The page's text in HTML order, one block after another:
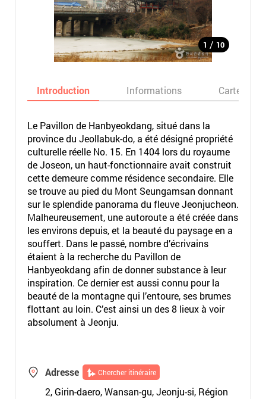
1 / 10
Introduction Informations Carte
Le Pavillon de Hanbyeokdang, situé dans la
province du Jeollabuk-do, a été désigné propriété
culturelle réelle No. 15. En 1404 lors du royaume
de Joseon, un haut-fonctionnaire avait construit
cette demeure comme résidence secondaire. Elle
se trouve au pied du Mont Seungamsan donnant
sur le splendide panorama du fleuve Jeonjucheon.
Malheureusement, une autoroute a été créée dans
les environs depuis, et la beauté du paysage en a
souffert. Dans le passé, nombre d’écrivains
étaient à la recherche du Pavillon de
Hanbyeokdang afin de donner substance à leur
inspiration. Ce dernier est aussi connu pour la
beauté de la montagne qui l’entoure, ses brumes
flottant au loin. C’est ainsi un des 8 lieux à voir
absolument à Jeonju.
Adresse Chercher itinéraire
2, Girin-daero, Wansan-gu, Jeonju-si, Région